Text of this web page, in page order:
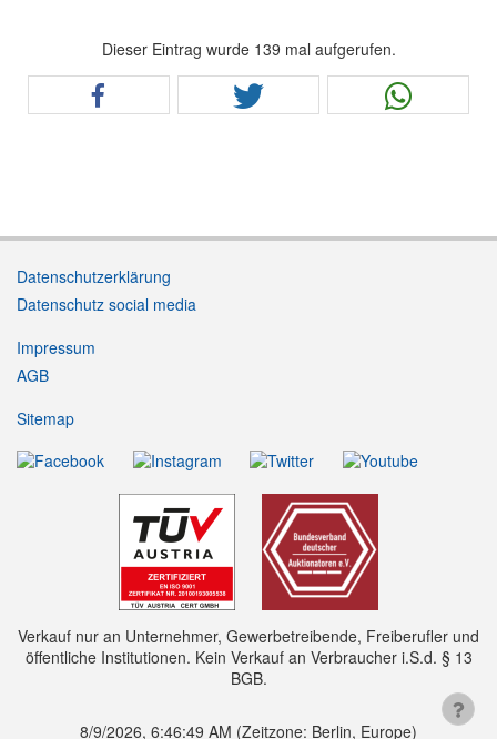
Dieser Eintrag wurde 139 mal aufgerufen.
Datenschutzerklärung
Datenschutz social media
Impressum
AGB
Sitemap
Verkauf nur an Unternehmer, Gewerbetreibende, Freiberufler und
öffentliche Institutionen. Kein Verkauf an Verbraucher i.S.d. § 13
BGB.
8/9/2026, 6:46:50 AM (Zeitzone: Berlin, Europe)